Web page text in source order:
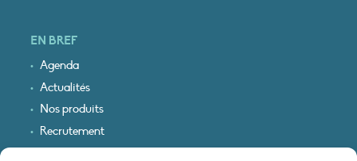
EN BREF
Agenda
Actualités
Nos produits
Recrutement